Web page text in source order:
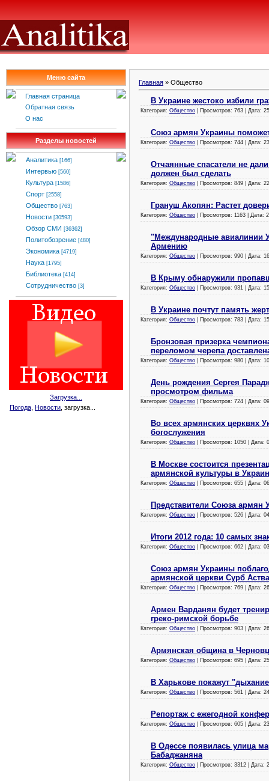
Меню сайта
Главная страница
Обратная связь
О нас
Разделы новостей
Аналитика [166]
Интервью [560]
Культура [1586]
Спорт [2558]
Общество [763]
Новости [30593]
Обзор СМИ [36362]
Политобозрение [480]
Экономика [4719]
Наука [1795]
Библиотека [414]
Сотрудничество [3]
Загрузка...
Погода Новости , загрузка...
Главная » Общество
В Украине жестоко избили
Категория: Общество | Просмотров: 763 | Дата:
Союз армян Украины
Категория: Общество | Просмотров: 744 | Дата:
Отчаянные спасатели не
должен был сделать
Категория: Общество | Просмотров: 849 | Дата:
Грануш Акопян: Растет
Категория: Общество | Просмотров: 1163 | Дата:
"Международные авиалинии
Армению
Категория: Общество | Просмотров: 990 | Дата:
В Крыму обнаружили
Категория: Общество | Просмотров: 931 | Дата:
В Украине почтут память
Категория: Общество | Просмотров: 783 | Дата:
Бронзовая призерка
переломом черепа
Категория: Общество | Просмотров: 980 | Дата:
День рождения Сергея
просмотром фильма
Категория: Общество | Просмотров: 724 | Дата:
Во всех армянских церквях
богослужения
Категория: Общество | Просмотров: 1050 | Дата:
В Москве состоится
армянской культуры в
Категория: Общество | Просмотров: 655 | Дата:
Представители Союза армян
Категория: Общество | Просмотров: 526 | Дата:
Итоги 2012 года: 10 самых
Категория: Общество | Просмотров: 662 | Дата:
Союз армян Украины
армянской церкви Сурб
Категория: Общество | Просмотров: 769 | Дата:
Армен Варданян будет
греко-римской борьбе
Категория: Общество | Просмотров: 903 | Дата:
Армянская община в
Категория: Общество | Просмотров: 695 | Дата:
В Харькове покажут
Категория: Общество | Просмотров: 561 | Дата:
Репортаж с ежегодной
Категория: Общество | Просмотров: 605 | Дата:
В Одессе появилась улица
Бабаджаняна
Категория: Общество | Просмотров: 3312 | Дата: